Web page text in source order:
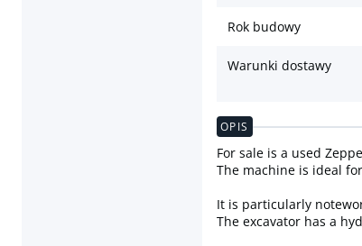
Rok budowy
Warunki dostawy
OPIS
For sale is a used
The machine is ideal
It is particularly
The excavator has a